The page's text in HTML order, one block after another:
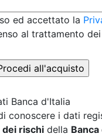
ed accettato la
al trattamento
Banca d'Italia
conoscere i dati
rischi della Banca